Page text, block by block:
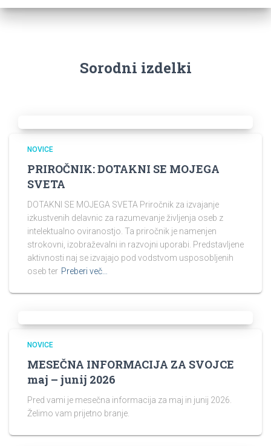
Sorodni izdelki
NOVICE
PRIROČNIK: DOTAKNI SE MOJEGA
SVETA
DOTAKNI SE MOJEGA SVETA Priročnik za izvajanje
izkustvenih delavnic za razumevanje življenja oseb z
intelektualno oviranostjo. Ta priročnik je namenjen
strokovni, izobraževalni in razvojni uporabi. Predstavljene
aktivnosti naj se izvajajo pod vodstvom usposobljenih
oseb ter Preberi več…
NOVICE
MESEČNA INFORMACIJA ZA SVOJCE
maj – junij 2026
Pred vami je mesečna informacija za maj in junij 2026.
Želimo vam prijetno branje.